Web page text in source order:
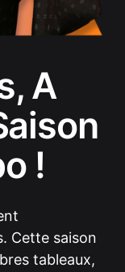
A
!
Cette saison
tableaux,